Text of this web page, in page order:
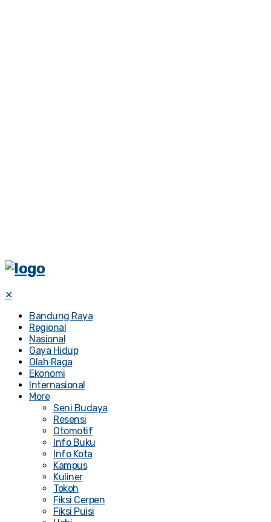
✕
Bandung Raya
Regional
Nasional
Gaya Hidup
Olah Raga
Ekonomi
Internasional
More
Seni Budaya
Resensi
Otomotif
Info Buku
Info Kota
Kampus
Kuliner
Tokoh
Fiksi Cerpen
Fiksi Puisi